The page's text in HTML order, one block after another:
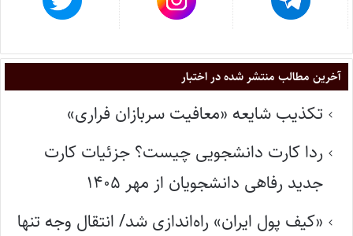
آخرین مطالب منتشر شده در اختبار
تکذیب شایعه «معافیت سربازان فراری»
ردا کارت دانشجویی چیست؟ جزئیات کارت
جدید رفاهی دانشجویان از مهر ۱۴۰۵
«کیف پول ایران» راه‌اندازی شد/ انتقال وجه تنها